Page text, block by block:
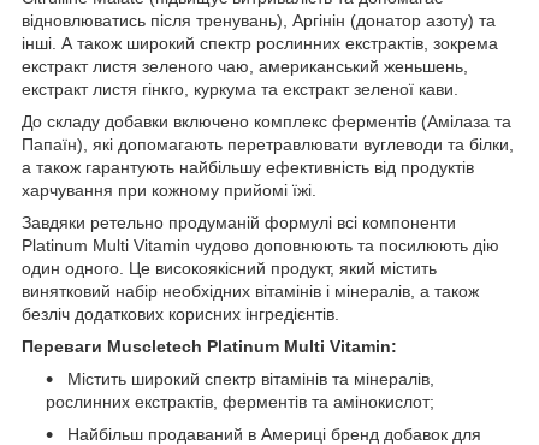
відновлюватись після тренувань), Аргінін (донатор азоту) та
інші. А також широкий спектр рослинних екстрактів, зокрема
екстракт листя зеленого чаю, американський женьшень,
екстракт листя гінкго, куркума та екстракт зеленої кави.
До складу добавки включено комплекс ферментів (Амілаза та
Папаїн), які допомагають перетравлювати вуглеводи та білки,
а також гарантують найбільшу ефективність від продуктів
харчування при кожному прийомі їжі.
Завдяки ретельно продуманій формулі всі компоненти
Platinum Multi Vitamin чудово доповнюють та посилюють дію
один одного. Це високоякісний продукт, який містить
винятковий набір необхідних вітамінів і мінералів, а також
безліч додаткових корисних інгредієнтів.
Переваги Muscletech Platinum Multi Vitamin:
Містить широкий спектр вітамінів та мінералів,
рослинних екстрактів, ферментів та амінокислот;
Найбільш продаваний в Америці бренд добавок для